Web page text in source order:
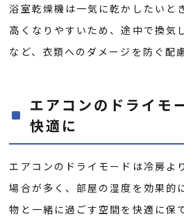
浴室乾燥機は一気に乾かしたいと
高くなりやすいため、途中で換気
など、衣類へのダメージを防ぐ配
エアコンのドライモ
快適に
エアコンのドライモードは冷房よ
場合が多く、部屋の湿度を効果的
物と一緒に過ごす空間を快適に保